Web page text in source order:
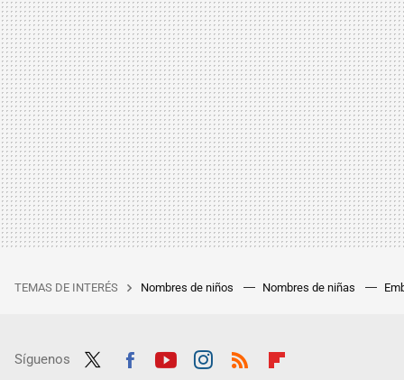
TEMAS DE INTERÉS Nombres de niños Nombres de niñas
Síguenos